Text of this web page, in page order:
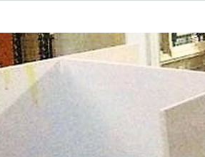
SOTTOMENÙ